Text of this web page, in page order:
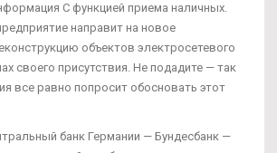
С функцией приема наличных.
направит на новое
объектов электросетевого
своего присутствия. Не подадите — так
все равно попросит обосновать этот
банк Германии — Бундесбанк —